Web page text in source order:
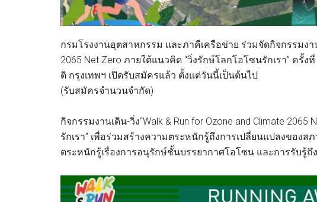
กรมโรงงานอุตสาหกรรม และภาคีเครือข่าย ร่วมจัดกิจกรรมงาน
2065 Net Zero ภายใต้แนวคิด “วิ่งรักษ์โลกโอโซนรักเรา” ครั้
ติ กรุงเทพฯ เปิดรับสมัครแล้ว ตั้งแต่วันนี้เป็นต้นไป
(รับสมัครจำนวนจำกัด)
กิจกรรมงานเดิน-วิ่ง“Walk & Run for Ozone and Climate
รักเรา” เพื่อร่วมสร้างความตระหนักรู้ถึงการเปลี่ยนแปลงของ
ตระหนักรู้เรื่องการอนุรักษ์ชั้นบรรยากาศโอโซน และการรับรู้